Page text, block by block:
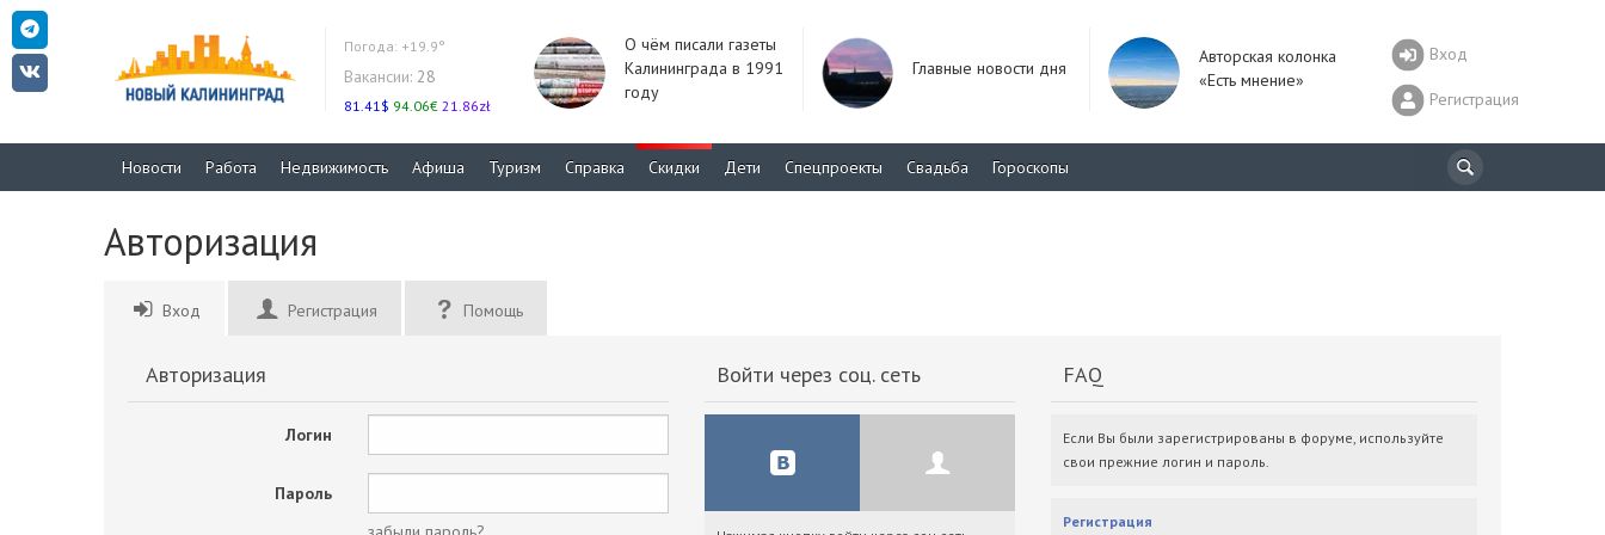
Погода: +19.9°
Вакансии: 28
81.41$ 94.06€ 21.86zł
О чём писали газеты
Калининграда в 1991
году
Главные новости дня
Авторская колонка
«Есть мнение»
Вход
Регистрация
Новости Работа Недвижимость Афиша Туризм Справка Скидки Дети Спецпроекты Свадьба Гороскопы
Авторизация
Вход Регистрация Помощь
Авторизация
Логин
Пароль
Войти через соц. сеть FAQ
Если Вы были зарегистрированы в форуме, используйте
свои прежние логин и пароль.
Регистрация